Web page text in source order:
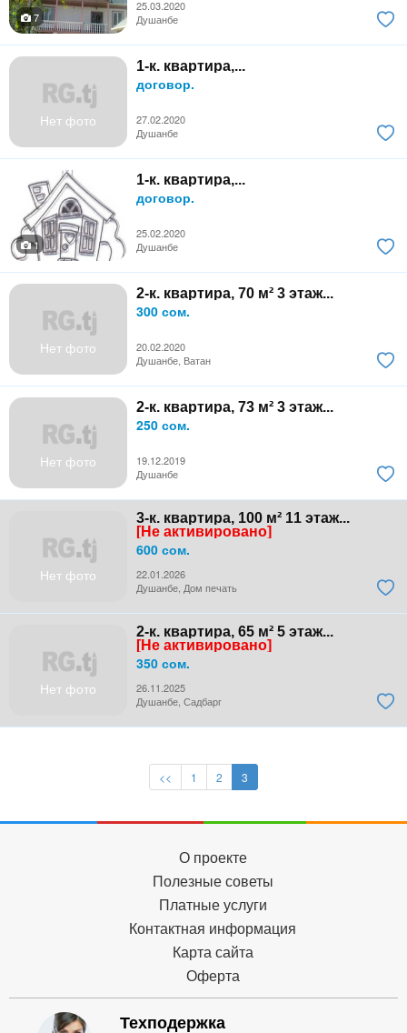
25.03.2020
7
Душанбе
Нет фото
1-к. квартира,...
договор.
27.02.2020
Душанбе
1-к. квартира,...
договор.
25.02.2020
1
Душанбе
Нет фото
2-к. квартира, 70 м² 3 этаж...
300 сом.
20.02.2020
Душанбе, Ватан
Нет фото
2-к. квартира, 73 м² 3 этаж...
250 сом.
19.12.2019
Душанбе
Нет фото
3-к. квартира, 100 м² 11 этаж...
[Не активировано]
600 сом.
22.01.2026
Душанбе, Дом печать
Нет фото
2-к. квартира, 65 м² 5 этаж...
[Не активировано]
350 сом.
26.11.2025
Душанбе, Садбарг
<< 1 2 3
О проекте
Полезные советы
Платные услуги
Контактная информация
Карта сайта
Оферта
Техподержка